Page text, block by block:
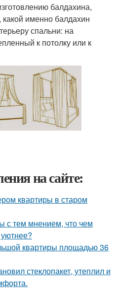
балдахина,
именно балдахин
спальни: на
к потолку или к
на сайте:
квартиры в старом
с тем мнением, что чем
квартиры площадью 36
стеклопакет, утеплил и